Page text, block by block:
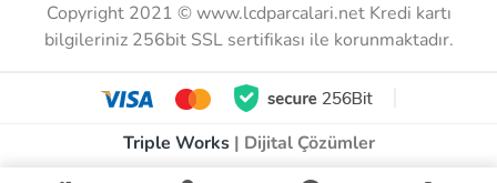
Copyright 2021 © www.lcdparcalari.net Kredi kartı
bilgileriniz 256bit SSL sertifikası ile korunmaktadır.
Triple Works| Dijital Çözümler